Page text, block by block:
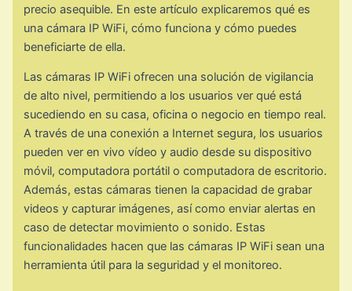
precio asequible. En este artículo explicaremos qué es
una cámara IP WiFi, cómo funciona y cómo puedes
beneficiarte de ella.
Las cámaras IP WiFi ofrecen una solución de vigilancia
de alto nivel, permitiendo a los usuarios ver qué está
sucediendo en su casa, oficina o negocio en tiempo real.
A través de una conexión a Internet segura, los usuarios
pueden ver en vivo vídeo y audio desde su dispositivo
móvil, computadora portátil o computadora de escritorio.
Además, estas cámaras tienen la capacidad de grabar
videos y capturar imágenes, así como enviar alertas en
caso de detectar movimiento o sonido. Estas
funcionalidades hacen que las cámaras IP WiFi sean una
herramienta útil para la seguridad y el monitoreo.